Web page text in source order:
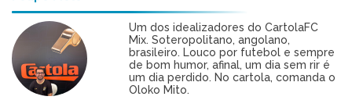
Um dos idealizadores do CartolaFC
Mix. Soteropolitano, angolano,
brasileiro. Louco por futebol e sempre
de bom humor, afinal, um dia sem rir é
um dia perdido. No cartola, comanda o
Oloko Mito.